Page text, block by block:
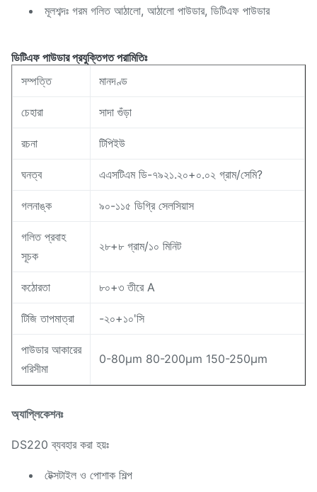
মূলশব্দঃ গরম গলিত আঠালো, আঠালো পাউডার, ডিটিএফ পাউডার
ডিটিএফ পাউডার প্রযুক্তিগত পরামিতিঃ
সম্পত্তি
মানদণ্ড
চেহারা সাদা গুঁড়া
রচনা টিপিইউ
ঘনত্ব এএসটিএম ডি-৭৯২১.২০+০.০২ গ্রাম/সেমি?
গলনাঙ্ক ৯০-১১৫ ডিগ্রি সেলসিয়াস
গলিত প্রবাহ
সূচক
২৮+৮ গ্রাম/১০ মিনিট
কঠোরতা ৮০+৩ তীরে A
টিজি তাপমাত্রা -২০+১০'সি
পাউডার আকারের
পরিসীমা
0-80μm 80-200μm 150-250μm
অ্যাপ্লিকেশনঃ
DS220 ব্যবহার করা হয়ঃ
টেক্সটাইল ও পোশাক শিল্প